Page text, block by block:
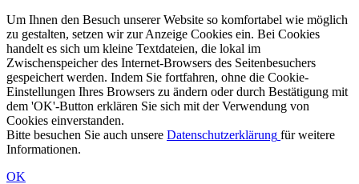
Um Ihnen den Besuch unserer Website so komfortabel wie möglich
zu gestalten, setzen wir zur Anzeige Cookies ein. Bei Cookies
handelt es sich um kleine Textdateien, die lokal im
Zwischenspeicher des Internet-Browsers des Seitenbesuchers
gespeichert werden. Indem Sie fortfahren, ohne die Cookie-
Einstellungen Ihres Browsers zu ändern oder durch Bestätigung mit
dem 'OK'-Button erklären Sie sich mit der Verwendung von
Cookies einverstanden.
Bitte besuchen Sie auch unsere Datenschutzerklärung für weitere
Informationen.
OK